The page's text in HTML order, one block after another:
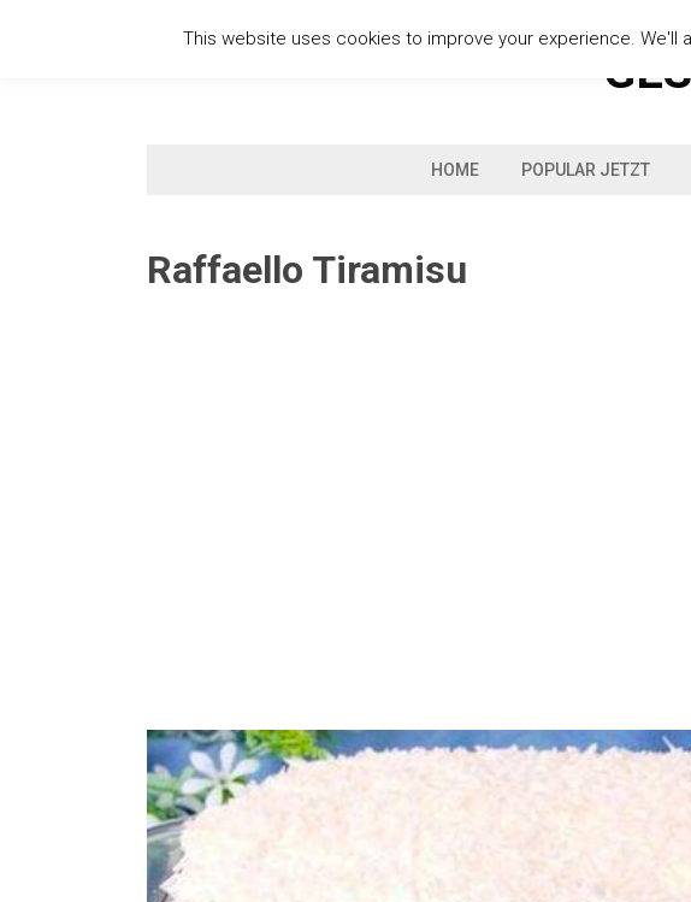
HOME POPULAR JETZT
Raffaello Tiramisu
This website uses cookies to improve your experience. We'll